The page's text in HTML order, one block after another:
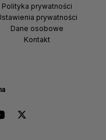
Polityka prywatności
prywatności
Dane osobowe
Kontakt